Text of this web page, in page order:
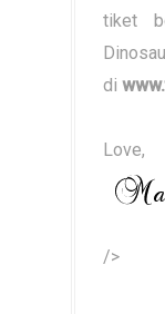
tiket
di
Love,
/>